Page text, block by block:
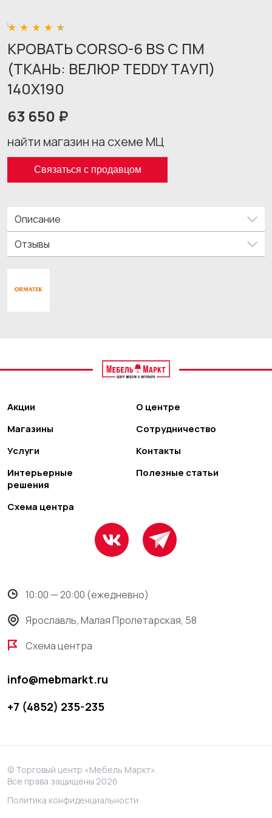
КРОВАТЬ CORSO-6 BS С ПМ
(ТКАНЬ: ВЕЛЮР TEDDY ТАУП)
140X190
63 650 ₽
найти магазин на схеме МЦ
Связаться с продавцом
Описание
Отзывы
Акции
Магазины
Услуги
Интерьерные
решения
Схема центра
О центре
Сотрудничество
Контакты
Полезные статьи
10:00 — 20:00 (ежедневно)
Ярославль, Малая Пролетарская, 58
Схема центра
info@mebmarkt.ru
+7 (4852) 235-235
© Торговый центр «Мебель Маркт».
Все права защищены 2026
Политика конфиденциальности